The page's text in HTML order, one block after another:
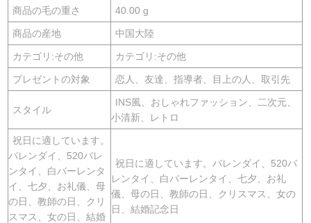
商品の毛の重さ 40.00 g
商品の産地 中国大陸
カテゴリ:その他 カテゴリ:その他
プレゼントの対象 恋人、友達、指導者、目上の人、取引先
スタイル
INS風、おしゃれファッション、二次元、
小清新、レトロ
祝日に適しています。
バレンダイ、520バレ
ンタイ、白バーレンタ
イ、七夕、お礼儀、母
の日、教師の日、クリ
スマス、女の日、結婚
祝日に適しています。バレンダイ、520バ
レンタイ、白バーレンタイ、七夕、お礼
儀、母の日、教師の日、クリスマス、女の
日、結婚記念日